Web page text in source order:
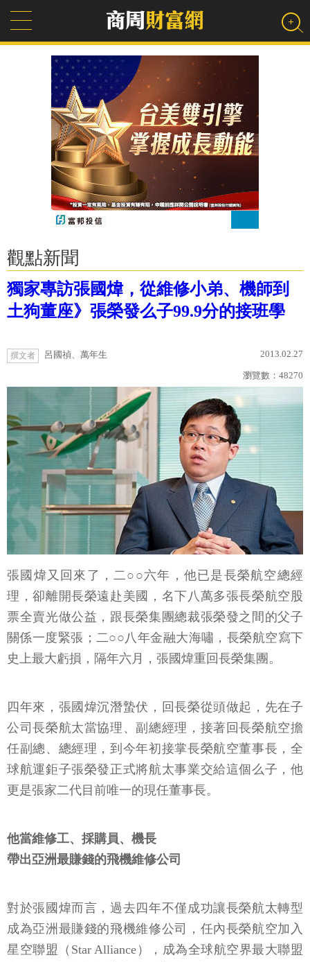
觀點新聞
獨家專訪張國煒，從維修小弟、機師到
土狗董座》張榮發么子99.9分的接班學
撰文者 呂國禎、萬年生 2013.02.27
瀏覽數： 48270
張國煒又回來了，二○○六年，他已是長榮航空總經
理，卻離開長榮遠赴美國，名下八萬多張長榮航空股
票全賣光做公益，跟長榮集團總裁張榮發之間的父子
關係一度緊張；二○○八年金融大海嘯，長榮航空寫下
史上最大虧損，隔年六月，張國煒重回長榮集團。
四年來，張國煒沉潛蟄伏，回長榮從頭做起，先在子
公司長榮航太當協理、副總經理，接著回長榮航空擔
任副總、總經理，到今年初接掌長榮航空董事長，全
球航運鉅子張榮發正式將航太事業交給這個么子，他
更是張家二代目前唯一的現任董事長。
他當維修工、採購員、機長
帶出亞洲最賺錢的飛機維修公司
對於張國煒而言，過去四年不僅成功讓長榮航太轉型
成為亞洲最賺錢的飛機維修公司，任內長榮航空加入
星空聯盟（Star Alliance），成為全球航空界最大聯盟